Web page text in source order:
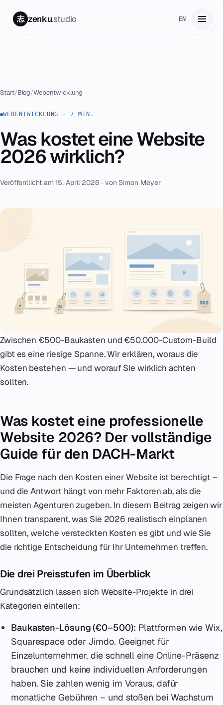
志 zenku.studio EN
02Leistungen
03Zenku Complete
04Projekte
Preise
Notfall
English
hello@zenku.studio
Start/Blog/Webentwicklung
WEBENTWICKLUNG · 7 MIN.
Was kostet eine Website
2026 wirklich?
Veröffentlicht am 15. April 2026 · von Simon Meyer
Zwischen €500-Baukasten und €50.000-Custom-Build
gibt es eine riesige Spanne. Wir erklären, woraus die
Kosten bestehen — und worauf Sie wirklich achten
sollten.
Was kostet eine professionelle
Website 2026? Der vollständige
Guide für den DACH-Markt
Die Frage nach den Kosten einer Website ist berechtigt –
und die Antwort hängt von mehr Faktoren ab, als die
meisten Agenturen zugeben. In diesem Beitrag zeigen wir
Ihnen transparent, was Sie 2026 realistisch einplanen
sollten, welche versteckten Kosten es gibt und wie Sie
die richtige Entscheidung für Ihr Unternehmen treffen.
Die drei Preisstufen im Überblick
Grundsätzlich lassen sich Website-Projekte in drei
Kategorien einteilen:
Baukasten-Lösung (€0–500): Plattformen wie Wix,
Squarespace oder Jimdo. Geeignet für
Einzelunternehmer, die schnell eine Online-Präsenz
brauchen und keine individuellen Anforderungen
haben. Sie zahlen wenig im Voraus, dafür
monatliche Gebühren – und stoßen bei Wachstum